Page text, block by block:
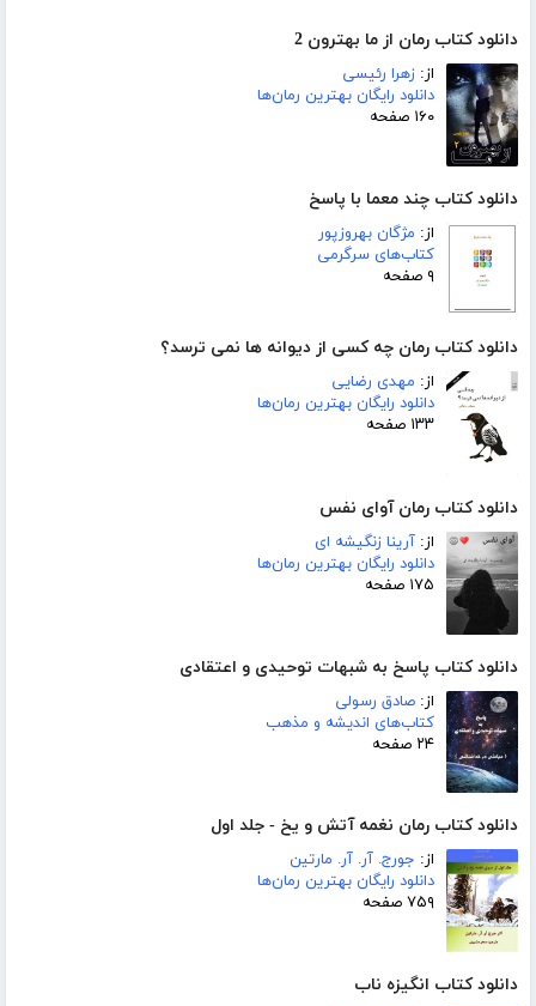
دانلود کتاب رمان از ما بهترون 2
از: زهرا رئیسی
دانلود رایگان بهترین رمان‌ها
۱۶۰ صفحه
دانلود کتاب چند معما با پاسخ
از: مژگان بهروزپور
کتاب‌های سرگرمی
۹ صفحه
دانلود کتاب رمان چه کسی از دیوانه ها نمی ترسد؟
از: مهدی رضایی
دانلود رایگان بهترین رمان‌ها
۱۳۳ صفحه
دانلود کتاب رمان آوای نفس
از: آرینا زنگیشه ای
دانلود رایگان بهترین رمان‌ها
۱۷۵ صفحه
دانلود کتاب پاسخ به شبهات توحیدی و اعتقادی
از: صادق رسولی
کتاب‌های اندیشه و مذهب
۲۴ صفحه
دانلود کتاب رمان نغمه آتش و یخ - جلد اول
از: جورج. آر. آر. مارتین
دانلود رایگان بهترین رمان‌ها
۷۵۹ صفحه
دانلود کتاب انگیزه ناب